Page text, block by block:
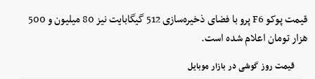
قیمت پوکو F6 پرو با فضای ذخیره‌سازی 512 گیگابایت نیز 80 میلیون و 500
هزار تومان اعلام شده است.
قیمت روز گوشی در بازار موبایل